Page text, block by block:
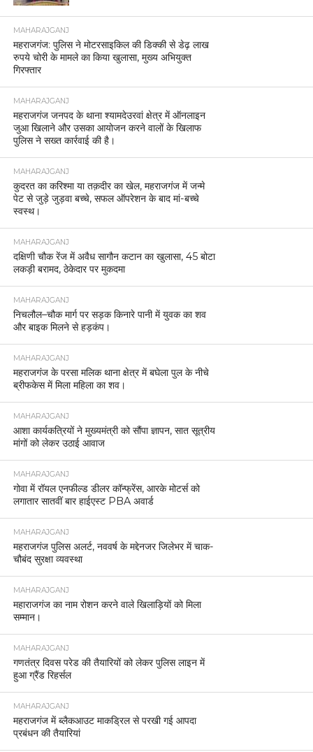
MAHARAJGANJ
महराजगंज: पुलिस ने मोटरसाइकिल की डिक्की से डेढ़ लाख
रुपये चोरी के मामले का किया खुलासा, मुख्य अभियुक्त
गिरफ्तार
MAHARAJGANJ
महराजगंज जनपद के थाना श्यामदेउरवां क्षेत्र में ऑनलाइन
जुआ खिलाने और उसका आयोजन करने वालों के खिलाफ
पुलिस ने सख्त कार्रवाई की है।
MAHARAJGANJ
कुदरत का करिश्मा या तक़दीर का खेल, महराजगंज में जन्मे
पेट से जुड़े जुड़वा बच्चे, सफल ऑपरेशन के बाद मां-बच्चे
स्वस्थ।
MAHARAJGANJ
दक्षिणी चौक रेंज में अवैध सागौन कटान का खुलासा, 45 बोटा
लकड़ी बरामद, ठेकेदार पर मुकदमा
MAHARAJGANJ
निचलौल–चौक मार्ग पर सड़क किनारे पानी में युवक का शव
और बाइक मिलने से हड़कंप।
MAHARAJGANJ
महराजगंज के परसा मलिक थाना क्षेत्र में बघेला पुल के नीचे
ब्रीफकेस में मिला महिला का शव।
MAHARAJGANJ
आशा कार्यकत्रियों ने मुख्यमंत्री को सौंपा ज्ञापन, सात सूत्रीय
मांगों को लेकर उठाई आवाज
MAHARAJGANJ
गोवा में रॉयल एनफील्ड डीलर कॉन्फ्रेंस, आरके मोटर्स को
लगातार सातवीं बार हाईएस्ट PBA अवार्ड
MAHARAJGANJ
महराजगंज पुलिस अलर्ट, नववर्ष के मद्देनजर जिलेभर में चाक-
चौबंद सुरक्षा व्यवस्था
MAHARAJGANJ
महाराजगंज का नाम रोशन करने वाले खिलाड़ियों को मिला
सम्मान।
MAHARAJGANJ
गणतंत्र दिवस परेड की तैयारियों को लेकर पुलिस लाइन में
हुआ ग्रैंड रिहर्सल
MAHARAJGANJ
महराजगंज में ब्लैकआउट माकड्रिल से परखी गई आपदा
प्रबंधन की तैयारियां